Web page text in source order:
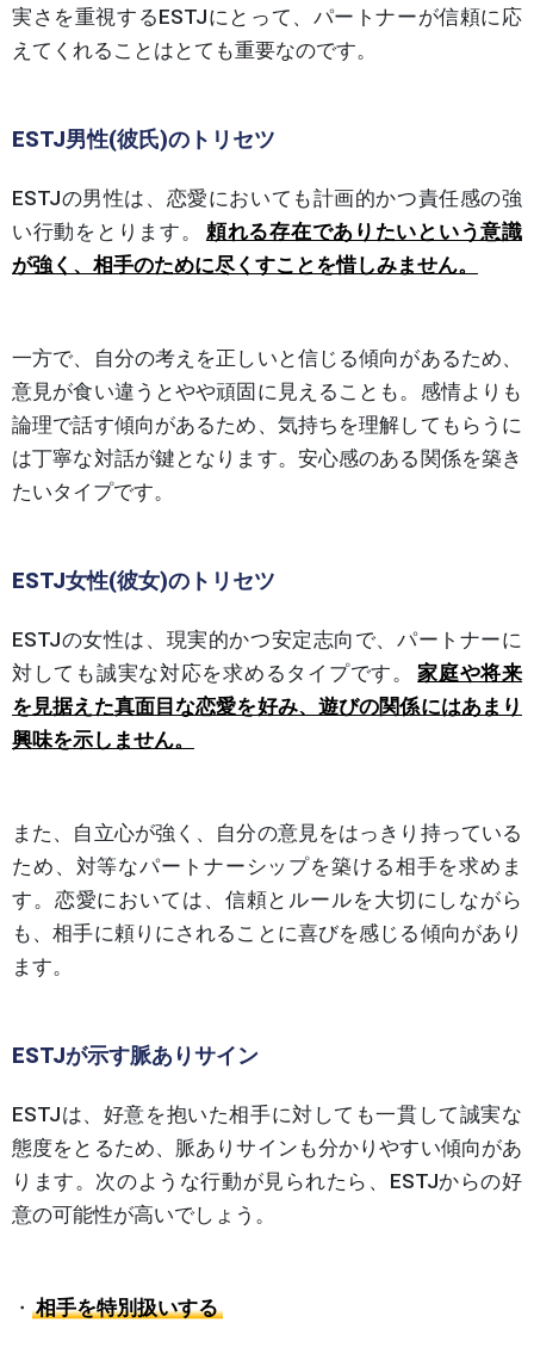
実さを重視するESTJにとって、パートナーが信頼に応
えてくれることはとても重要なのです。
ESTJ男性(彼氏)のトリセツ
ESTJの男性は、恋愛においても計画的かつ責任感の強
い行動をとります。
頼れる存在でありたいという意識
が強く、相手のために尽くすことを惜しみません。
一方で、自分の考えを正しいと信じる傾向があるため、
意見が食い違うとやや頑固に見えることも。感情よりも
論理で話す傾向があるため、気持ちを理解してもらうに
は丁寧な対話が鍵となります。安心感のある関係を築き
たいタイプです。
ESTJ女性(彼女)のトリセツ
ESTJの女性は、現実的かつ安定志向で、パートナーに
対しても誠実な対応を求めるタイプです。
家庭や将来
を見据えた真面目な恋愛を好み、遊びの関係にはあまり
興味を示しません。
また、自立心が強く、自分の意見をはっきり持っている
ため、対等なパートナーシップを築ける相手を求めま
す。恋愛においては、信頼とルールを大切にしながら
も、相手に頼りにされることに喜びを感じる傾向があり
ます。
ESTJが示す脈ありサイン
ESTJは、好意を抱いた相手に対しても一貫して誠実な
態度をとるため、脈ありサインも分かりやすい傾向があ
ります。次のような行動が見られたら、ESTJからの好
意の可能性が高いでしょう。
・ 相手を特別扱いする